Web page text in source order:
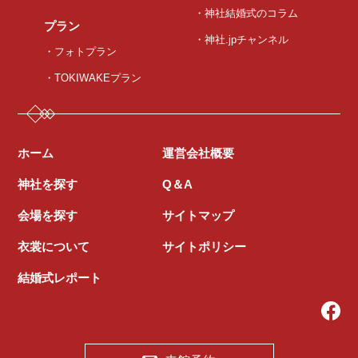
プラン
・フォトプラン
・TOKIWAKEプラン
・神社結婚式のコラム
・神社.jpチャンネル
ホーム
神社を探す
会場を探す
衣裳について
結婚式レポート
運営会社概要
Q＆A
サイトマップ
サイトポリシー